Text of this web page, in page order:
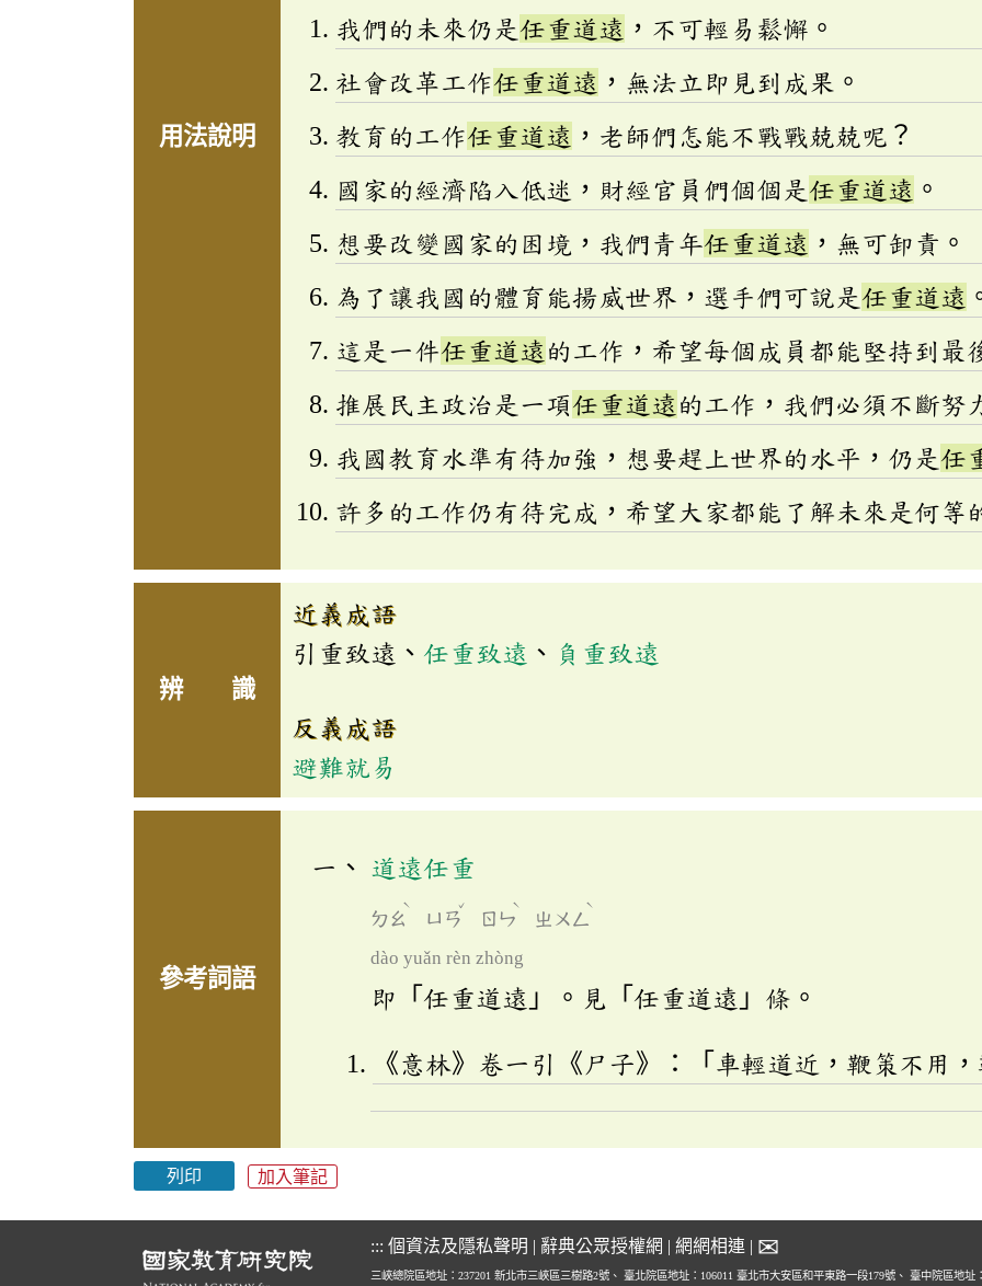
用法說明
我們的未來仍是任重道遠 ，不可輕易鬆懈。
社會改革工作任重道遠 ，無法立即見到成果。
教育的工作任重道遠 ，老師們怎能不戰戰兢兢呢？
國家的經濟陷入低迷，財經官員們個個是任重道遠 。
想要改變國家的困境，我們青年任重道遠 ，無可卸責。
為了讓我國的體育能揚威世界，選手們可說是任重道遠
這是一件任重道遠 的工作，希望每個成員都能堅持到最
推展民主政治是一項任重道遠 的工作，我們必須不斷努
我國教育水準有待加強，想要趕上世界的水平，仍是任
許多的工作仍有待完成，希望大家都能了解未來是何等
辨 識
近義成語
引重致遠、 任重致遠 、 負重致遠
反義成語
避難就易
參考詞語
道遠任重
ㄉㄠ
ˋ
ㄩㄢ
ˇ
ㄖㄣ
ˋ
ㄓㄨㄥ
ˋ
dào yuǎn rèn zhòng
即「任重道遠」。見「任重道遠」條。
《意林》卷一引《尸子》：「車輕道近，鞭策不用
列印 加入筆記
::: 個資法及隱私聲明 | 辭典公眾授權網 | 網網相連 | ✉
三峽總院區地址：237201 新北市三峽區三樹路2號、 臺北院區地址：106011 臺北市大安區和平東路一段179號、 臺中院區地址